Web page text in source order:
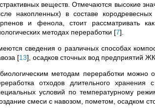
веществ. Отмечаются высокие
накопленных) в составе кородревесных
и фенола, стоит рассматривать
методах переработки [7].
сведения о различных способах
[13], осадков сточных вод предприятий
методам переработки можно
отходов длительного
условий по температурному
смеси с навозом, пометом, осадком